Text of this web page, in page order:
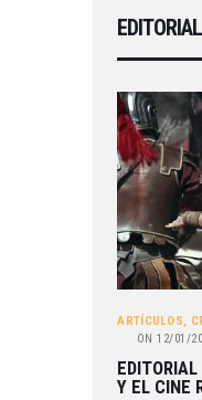
ARTÍCULOS,
ON 12/01/
EDITORIAL
Y EL CINE